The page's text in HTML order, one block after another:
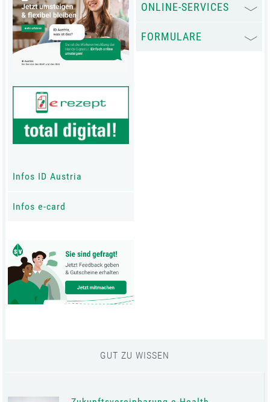
Infos ID Austria
Infos e-card
ONLINE-SERVICES
FORMULARE
GUT ZU WISSEN